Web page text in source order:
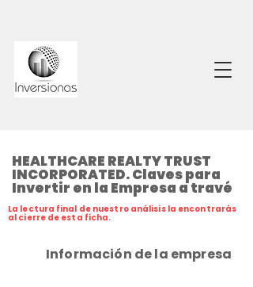
HEALTHCARE REALTY TRUST
INCORPORATED. Claves para
Invertir en la Empresa a travé
La lectura final de nuestro análisis la encontrarás
al cierre de esta ficha.
Información de la empresa